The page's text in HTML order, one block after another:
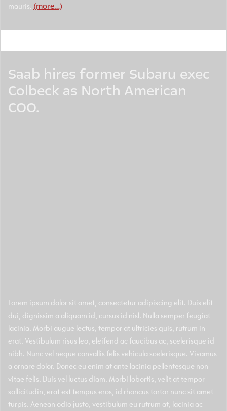
mauris. (more…)
Saab hires former Subaru exec
Colbeck as North American
COO.
Lorem ipsum dolor sit amet, consectetur adipiscing elit. Duis elit
dui, dignissim a aliquam id, cursus id nisl. Nulla semper feugiat
lacinia. Morbi augue lectus, tempor at ultricies quis, rutrum in
erat. Vestibulum risus leo, eleifend ac faucibus ac, scelerisque id
nibh. Nunc vel neque convallis felis vehicula scelerisque. Vivamus
a ornare dolor. Donec eu enim at ante lacinia pellentesque non
vitae felis. Duis vel luctus diam. Morbi lobortis, velit at tempor
sollicitudin, erat est tempus eros, id rhoncus tortor nunc sit amet
turpis. Aenean odio justo, vestibulum eu rutrum at, lacinia ac